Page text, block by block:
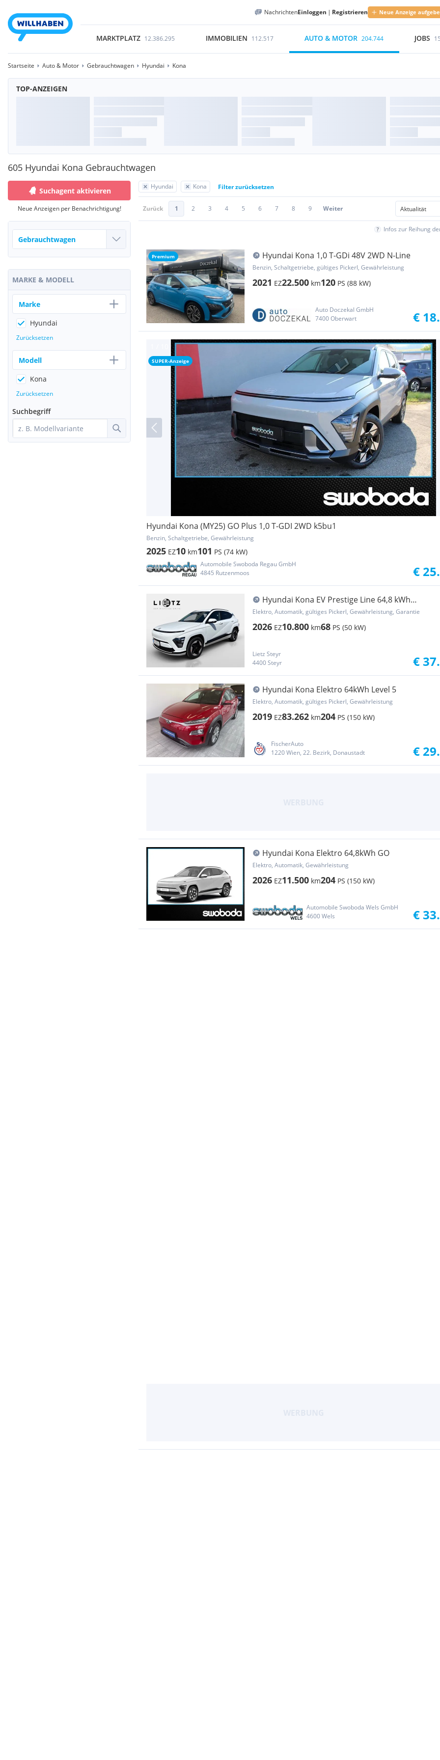
NachrichtenEinloggen | Registrieren Neue Anzeige
MARKTPLATZ 12.386.295 IMMOBILIEN 112.517 AUTO & MOTOR 204.744 JOBS
Startseite Auto & Motor Gebrauchtwagen Hyundai Kona
TOP-ANZEIGEN
605 Hyundai Kona Gebrauchtwagen
Hyundai Kona Filter zurücksetzen
Zurück 1 2 3 4 5 6 7 8 9 Weiter
Infos zur Reihung
Premium Hyundai Kona 1,0 T-GDi 48V 2WD N-Line
Benzin, Schaltgetriebe, gültiges Pickerl, Gewährleistung
2021 EZ22.500 km120 PS (88 kW)
Auto Doczekal GmbH
7400 Oberwart
€
SUPER-Anzeige
Hyundai Kona (MY25) GO Plus 1,0 T-GDI 2WD k5bu1
Benzin, Schaltgetriebe, Gewährleistung
2025 EZ10 km101 PS (74 kW)
Automobile Swoboda Regau GmbH
4845 Rutzenmoos
€
Hyundai Kona EV Prestige Line 64,8 kWh
Volllederausstattun
Elektro, Automatik, gültiges Pickerl, Gewährleistung, Garantie
2026 EZ10.800 km68 PS (50 kW)
Lietz Steyr
4400 Steyr
€
Hyundai Kona Elektro 64kWh Level 5
Elektro, Automatik, gültiges Pickerl, Gewährleistung
2019 EZ83.262 km204 PS (150 kW)
FischerAuto
1220 Wien, 22. Bezirk, Donaustadt
€
Hyundai Kona Elektro 64,8kWh GO
Elektro, Automatik, Gewährleistung
2026 EZ11.500 km204 PS (150 kW)
Automobile Swoboda Wels GmbH
4600 Wels
€
Suchagent aktivieren
Neue Anzeigen per Benachrichtigung!
MARKE & MODELL
Marke
Hyundai
Zurücksetzen
Modell
Kona
Zurücksetzen
Suchbegriff